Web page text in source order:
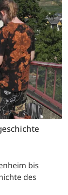
bis
des